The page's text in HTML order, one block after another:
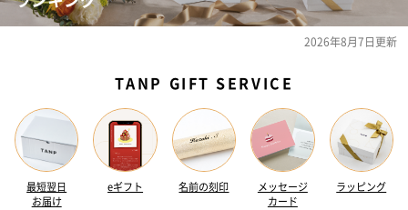
2026年8月7日更新
TANP GIFT SERVICE
最短翌日
お届け
eギフト 名前の刻印
メッセージ
カード
ラッピング